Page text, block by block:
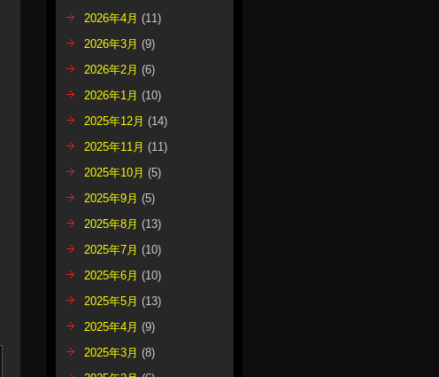
2026年4月 (11)
2026年3月 (9)
2026年2月 (6)
2026年1月 (10)
2025年12月 (14)
2025年11月 (11)
2025年10月 (5)
2025年9月 (5)
2025年8月 (13)
2025年7月 (10)
2025年6月 (10)
2025年5月 (13)
2025年4月 (9)
2025年3月 (8)